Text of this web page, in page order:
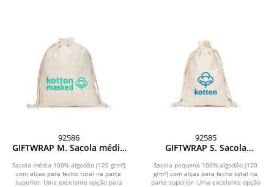
92586
GIFTWRAP M. Sacola média
Sacola média 100% algodão (120 g/m²)
com alças para fecho total na parte
superior. Uma excelente opção para
92585
GIFTWRAP S. Sacola
g/m²)
Sacola pequena 100% algodão (120
g/m²) com alças para fecho total na
parte superior. Uma excelente opção